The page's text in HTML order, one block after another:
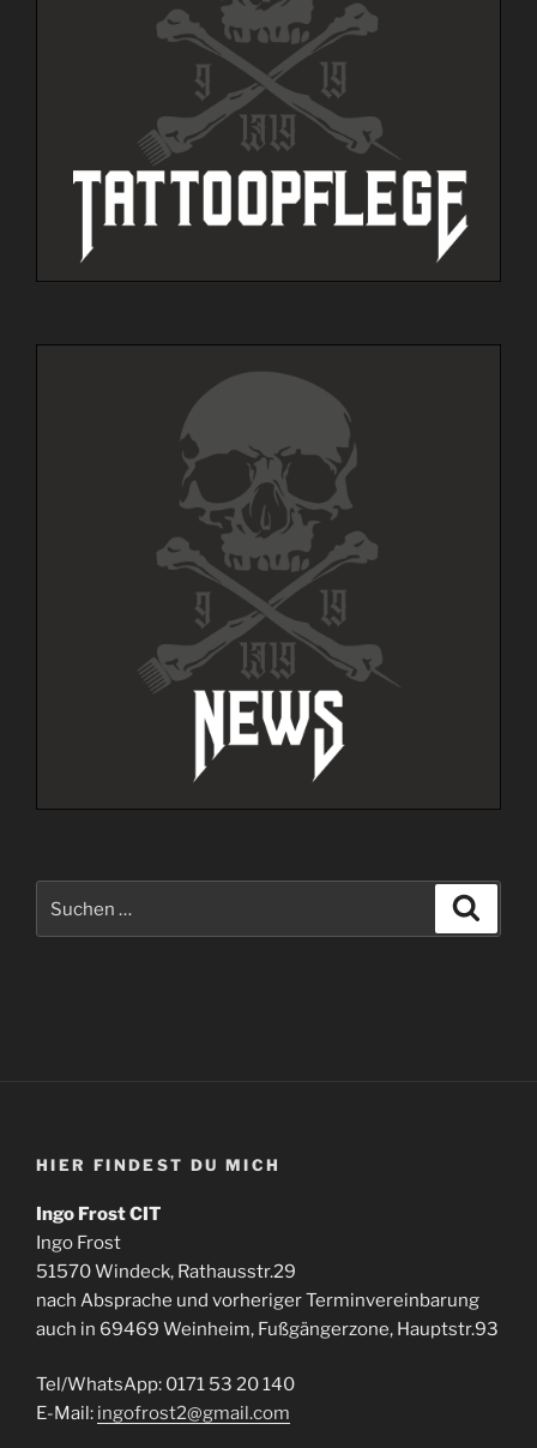
nach:
HIER FINDEST DU MICH
Ingo Frost CIT
Ingo Frost
51570 Windeck, Rathausstr.29
nach Absprache und vorheriger Terminvereinbarung
auch in 69469 Weinheim, Fußgängerzone, Hauptstr.93
Tel/WhatsApp: 0171 53 20 140
E-Mail: ingofrost2@gmail.com